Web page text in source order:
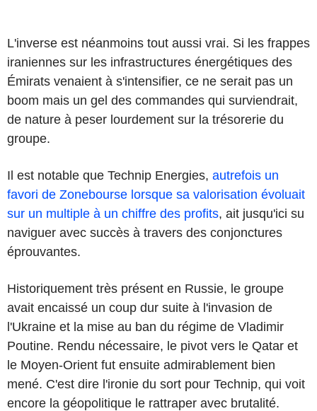
L'inverse est néanmoins tout aussi vrai. Si les frappes
iraniennes sur les infrastructures énergétiques des
Émirats venaient à s'intensifier, ce ne serait pas un
boom mais un gel des commandes qui surviendrait,
de nature à peser lourdement sur la trésorerie du
groupe.
Il est notable que Technip Energies, autrefois un
favori de Zonebourse lorsque sa valorisation évoluait
sur un multiple à un chiffre des profits, ait jusqu'ici su
naviguer avec succès à travers des conjonctures
éprouvantes.
Historiquement très présent en Russie, le groupe
avait encaissé un coup dur suite à l'invasion de
l'Ukraine et la mise au ban du régime de Vladimir
Poutine. Rendu nécessaire, le pivot vers le Qatar et
le Moyen-Orient fut ensuite admirablement bien
mené. C'est dire l'ironie du sort pour Technip, qui voit
encore la géopolitique le rattraper avec brutalité.